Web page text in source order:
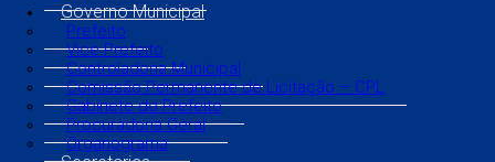
Governo Municipal
Prefeito
Vice Prefeito
Controladoria Municipal
Comissão Permanente de Licitação – CPL
Gabinete do Prefeito
Procuradoria Geral
Organograma